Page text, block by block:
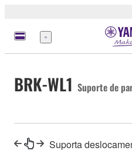
Menu
BRK-WL1 Suporte de
Suporta